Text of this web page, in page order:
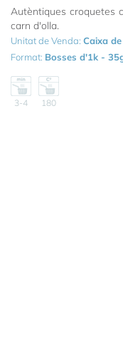
Autèntiques croquetes
carn d'olla.
Unitat de Venda: Caixa
Format: Bosses d'1k -
3-4 180